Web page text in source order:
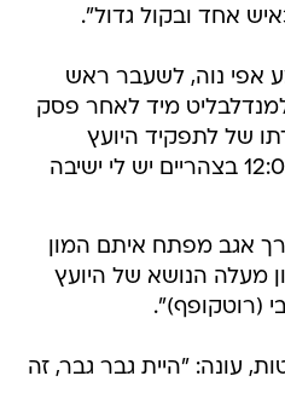
אחד ובקול גדול".
אפי נוה, לשעבר ראש
מיד לאחר פסק
של לתפקיד היועץ
אושרה, ש"מחר בשעה 12:00 בצהריים יש לי ישיבה
אגב מפתח איתם המון
מעלה הנושא של היועץ
(רוטקופף)".
עונה: "היית גבר גבר, זה